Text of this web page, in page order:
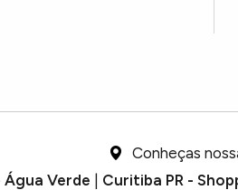
Conheças
Água Verde
Curitiba PR -